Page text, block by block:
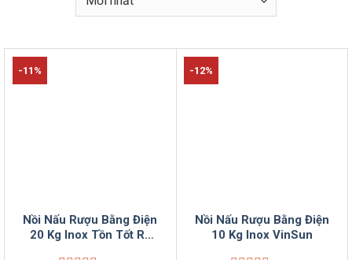
-11%
Nồi Nấu Rượu Bằng Điện
20 Kg Inox Tồn Tốt Rẻ
-12%
Nồi Nấu Rượu Bằng Điện
10 Kg Inox VinSun